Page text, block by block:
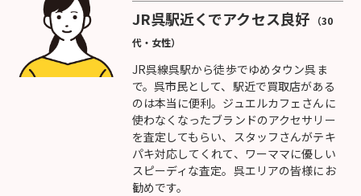
JR呉駅近くでアクセス良好 （30
代・女性）
JR呉線呉駅から徒歩でゆめタウン呉ま
で。呉市民として、駅近で買取店がある
のは本当に便利。ジュエルカフェさんに
使わなくなったブランドのアクセサリー
を査定してもらい、スタッフさんがテキ
パキ対応してくれて、ワーママに優しい
スピーディな査定。呉エリアの皆様にお
勧めです。